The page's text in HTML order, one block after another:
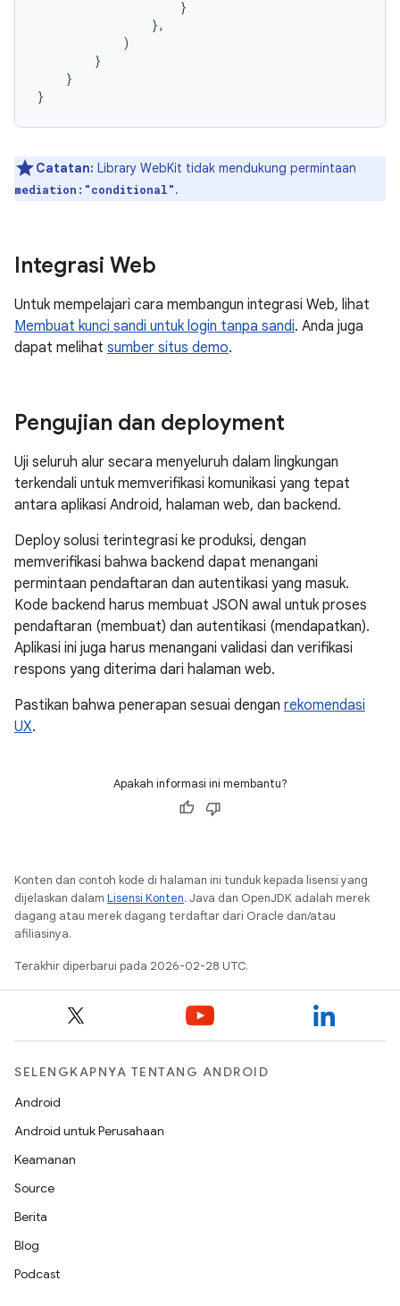
}
},
)
}
}
}
Catatan: Library WebKit tidak mendukung permintaan
mediation:"conditional".
Integrasi Web
Untuk mempelajari cara membangun integrasi Web, lihat
Membuat kunci sandi untuk login tanpa sandi. Anda juga
dapat melihat sumber situs demo.
Pengujian dan deployment
Uji seluruh alur secara menyeluruh dalam lingkungan
terkendali untuk memverifikasi komunikasi yang tepat
antara aplikasi Android, halaman web, dan backend.
Deploy solusi terintegrasi ke produksi, dengan
memverifikasi bahwa backend dapat menangani
permintaan pendaftaran dan autentikasi yang masuk.
Kode backend harus membuat JSON awal untuk proses
pendaftaran (membuat) dan autentikasi (mendapatkan).
Aplikasi ini juga harus menangani validasi dan verifikasi
respons yang diterima dari halaman web.
Pastikan bahwa penerapan sesuai dengan rekomendasi
UX.
Apakah informasi ini membantu?
Konten dan contoh kode di halaman ini tunduk kepada lisensi yang
dijelaskan dalam Lisensi Konten. Java dan OpenJDK adalah merek
dagang atau merek dagang terdaftar dari Oracle dan/atau
afiliasinya.
Terakhir diperbarui pada 2026-02-28 UTC.
SELENGKAPNYA TENTANG ANDROID
Android
Android untuk Perusahaan
Keamanan
Source
Berita
Blog
Podcast